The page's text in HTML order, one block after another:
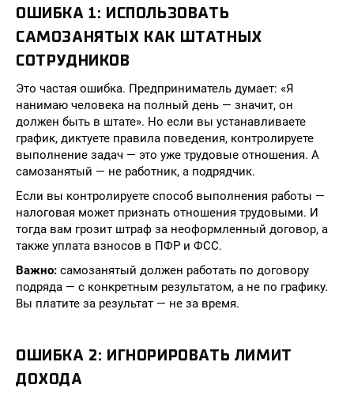
ОШИБКА 1: ИСПОЛЬЗОВАТЬ
САМОЗАНЯТЫХ КАК ШТАТНЫХ
СОТРУДНИКОВ
Это частая ошибка. Предприниматель думает: «Я
нанимаю человека на полный день — значит, он
должен быть в штате». Но если вы устанавливаете
график, диктуете правила поведения, контролируете
выполнение задач — это уже трудовые отношения. А
самозанятый — не работник, а подрядчик.
Если вы контролируете способ выполнения работы —
налоговая может признать отношения трудовыми. И
тогда вам грозит штраф за неоформленный договор, а
также уплата взносов в ПФР и ФСС.
Важно: самозанятый должен работать по договору
подряда — с конкретным результатом, а не по графику.
Вы платите за результат — не за время.
ОШИБКА 2: ИГНОРИРОВАТЬ ЛИМИТ
ДОХОДА